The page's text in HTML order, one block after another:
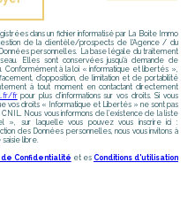
dans un fichier informatisé par La Boite Immo
de la clientèle/prospects de l'Agence / du
personnelles. La base légale du traitement
Elles sont conservées jusqu'à demande de
Conformément à la loi « informatique et libertés »,
d’opposition, de limitation et de portabilité
à tout moment en contactant directement
frpour plus d’informations sur vos droits. Si vous
vos droits « Informatique et Libertés » ne sont pas
Nous vous informons de l’existence de la liste
», sur laquelle vous pouvez vous inscrire ici :
des Données personnelles, nous vous invitons à
libre.
de Confidentialité et es Conditions d'utilisation